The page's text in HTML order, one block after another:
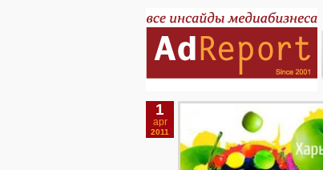
1
apr
2011